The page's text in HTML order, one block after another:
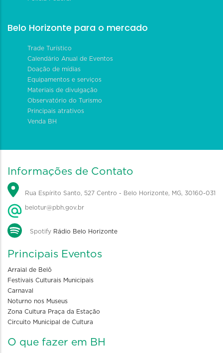
Belo Horizonte para o mercado
Trade Turístico
Calendário Anual de Eventos
Doação de mídias
Equipamentos e serviços
Materiais de divulgação
Observatório do Turismo
Principais atrativos
Venda BH
Informações de Contato
Rua Espírito Santo, 527 Centro - Belo Horizonte, MG, 30160-031
belotur@pbh.gov.br
Spotify Rádio Belo Horizonte
Principais Eventos
Arraial de Belô
Festivais Culturais Municipais
Carnaval
Noturno nos Museus
Zona Cultura Praça da Estação
Circuito Municipal de Cultura
O que fazer em BH